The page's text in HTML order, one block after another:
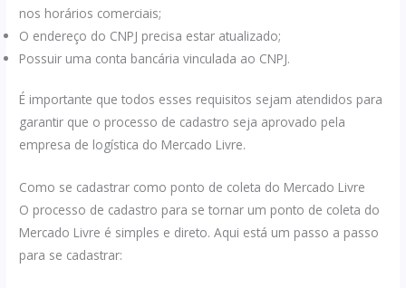
nos horários comerciais;
O endereço do CNPJ precisa estar atualizado;
Possuir uma conta bancária vinculada ao CNPJ.
É importante que todos esses requisitos sejam atendidos para
garantir que o processo de cadastro seja aprovado pela
empresa de logística do Mercado Livre.
Como se cadastrar como ponto de coleta do Mercado Livre
O processo de cadastro para se tornar um ponto de coleta do
Mercado Livre é simples e direto. Aqui está um passo a passo
para se cadastrar: